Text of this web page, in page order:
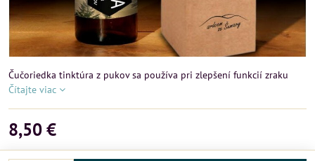
Čučoriedka tinktúra z pukov sa používa pri zlepšení funkcií zraku
Čítajte viac
8,50 €